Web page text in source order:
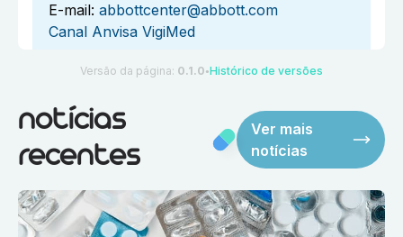
E-mail: abbottcenter@abbott.com
Canal Anvisa VigiMed
Versão da página: 0.1.0 ●Histórico de versões
notícias
recentes
Ver mais
notícias